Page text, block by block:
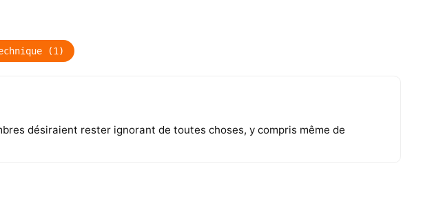
(1 )
désiraient rester ignorant de toutes choses, y compris même de